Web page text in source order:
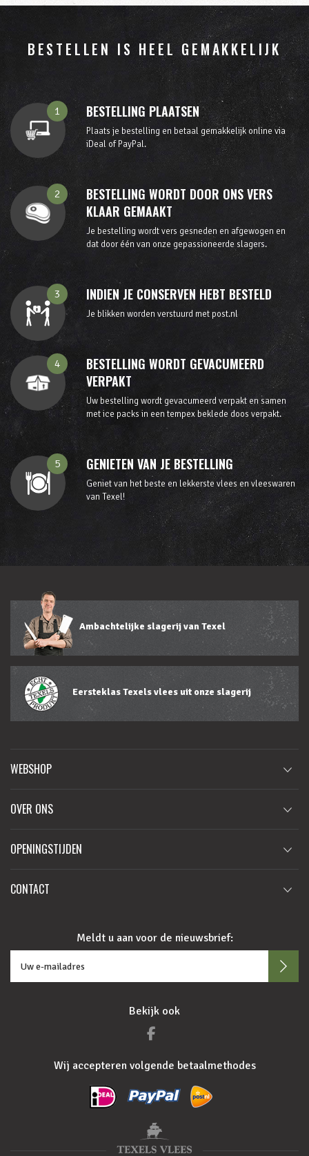
BESTELLEN IS HEEL GEMAKKELIJK
1 BESTELLING PLAATSEN
Plaats je bestelling en betaal gemakkelijk online via
iDeal of PayPal.
2
BESTELLING WORDT DOOR ONS VERS
KLAAR GEMAAKT
Je bestelling wordt vers gesneden en afgewogen en
dat door één van onze gepassioneerde slagers.
3 INDIEN JE CONSERVEN HEBT BESTELD
Je blikken worden verstuurd met post.nl
4
BESTELLING WORDT GEVACUMEERD
VERPAKT
Uw bestelling wordt gevacumeerd verpakt en samen
met ice packs in een tempex beklede doos verpakt.
5 GENIETEN VAN JE BESTELLING
Geniet van het beste en lekkerste vlees en vleeswaren
van Texel!
Ambachtelijke slagerij van Texel
Eersteklas Texels vlees uit onze slagerij
WEBSHOP
OVER ONS
OPENINGSTIJDEN
CONTACT
Meldt u aan voor de nieuwsbrief:
Bekijk ook
Wij accepteren volgende betaalmethodes